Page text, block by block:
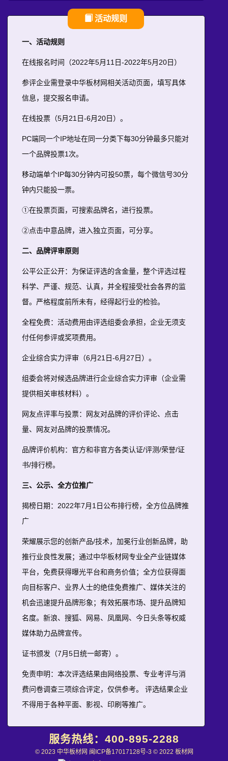
活动规则
一、活动规则
在线报名时间（2022年5月11日-2022年5月20日）
参评企业需登录中华板材网相关活动页面，填写具体
信息，提交报名申请。
在线投票（5月21日-6月20日）。
PC端同一个IP地址在同一分类下每30分钟最多只能对
一个品牌投票1次。
移动端单个IP每30分钟内可投50票，每个微信号30分
钟内只能投一票。
①在投票页面，可搜索品牌名，进行投票。
②点击中意品牌，进入独立页面，可分享。
二、品牌评审原则
公平公正公开：为保证评选的含金量，整个评选过程
科学、严谨、规范、认真，并全程接受社会各界的监
督。严格程度前所未有，经得起行业的检验。
全程免费：活动费用由评选组委会承担，企业无须支
付任何参评或奖项费用。
企业综合实力评审（6月21日-6月27日）。
组委会将对候选品牌进行企业综合实力评审（企业需
提供相关审核材料）。
网友点评率与投票：网友对品牌的评价评论、点击
量、网友对品牌的投票情况。
品牌评价机构：官方和非官方各类认证/评测/荣誉/证
书/排行榜。
三、公示、全方位推广
揭榜日期：2022年7月1日公布排行榜，全方位品牌推
广
荣耀展示您的创新产品/技术，加冕行业创新品牌，助
推行业良性发展；通过中华板材网专业全产业链媒体
平台，免费获得曝光平台和商务价值；全方位获得面
向目标客户、业界人士的绝佳免费推广、媒体关注的
机会迅速提升品牌形象；有效拓展市场、提升品牌知
名度。新浪、搜狐、网易、凤凰网、今日头条等权威
媒体助力品牌宣传。
证书颁发（7月5日统一邮寄）。
免责申明：本次评选结果由网络投票、专业考评与消
费问卷调查三项综合评定，仅供参考。 评选结果企业
不得用于各种平面、影视、印刷等推广。
服务热线： 400-895-2288
© 2023 中华板材网 闽ICP备17017128号-3 © 2022 板材网